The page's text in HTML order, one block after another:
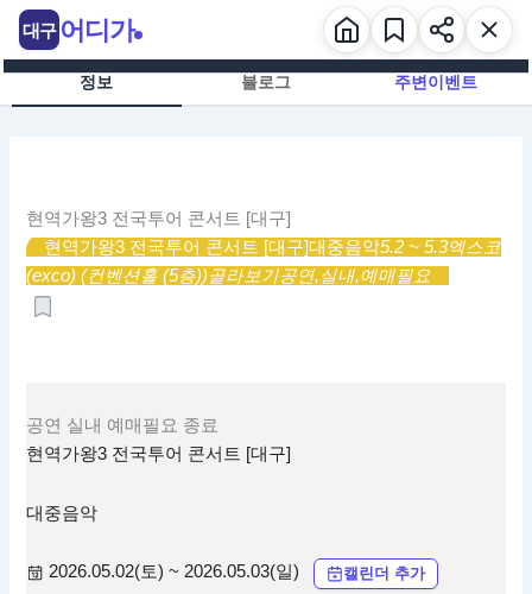
츠
정보 블로그 주변이벤트
현역가왕3 전국투어 콘서트 [대구]
현역가왕3 전국투어 콘서트 [대구]대중음악5.2 ~ 5.3엑스코
(exco) (컨벤션홀 (5층))골라보기공연,실내,예매필요
공연 실내 예매필요 종료
현역가왕3 전국투어 콘서트 [대구]
대중음악
2026.05.02(토) ~ 2026.05.03(일) 캘린더 추가
대구 어디가